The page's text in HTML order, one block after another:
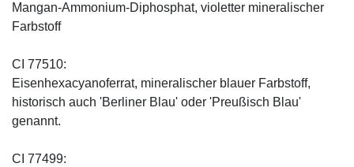
Mangan-Ammonium-Diphosphat, violetter mineralischer
Farbstoff
CI 77510:
Eisenhexacyanoferrat, mineralischer blauer Farbstoff,
historisch auch 'Berliner Blau' oder 'Preußisch Blau'
genannt.
CI 77499: